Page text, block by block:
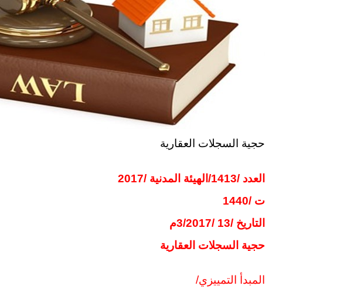
حجية السجلات العقارية
العدد /1413/الهيئة المدنية /2017
ت /1440
التاريخ /13 /3/2017م
حجية السجلات العقارية
المبدأ التمييزي/